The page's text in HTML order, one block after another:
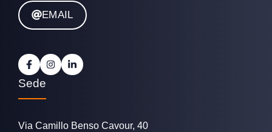
EMAIL
Sede
Via Camillo Benso Cavour, 40